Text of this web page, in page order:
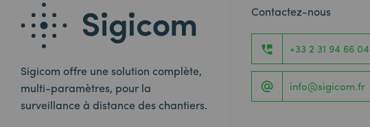
Sigicom offre une solution complète,
multi-paramètres, pour la
surveillance à distance des chantiers.
Contactez-nous
+33 2 31 94 66 04
info@sigicom.fr